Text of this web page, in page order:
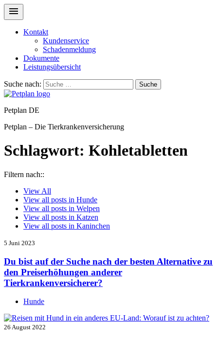
Kontakt
Kundenservice
Schadenmeldung
Dokumente
Leistungsübersicht
Suche nach: Suche
Petplan DE
Petplan – Die Tierkrankenversicherung
Schlagwort: Kohletabletten
Filtern nach::
View All
View all posts in Hunde
View all posts in Welpen
View all posts in Katzen
View all posts in Kaninchen
5 Juni 2023
Du bist auf der Suche nach der besten Alternative zu
den Preiserhöhungen anderer
Tierkrankenversicherer?
Hunde
26 August 2022